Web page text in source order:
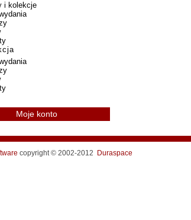
i kolekcje
Moje konto
copyright © 2002-2012 Duraspace